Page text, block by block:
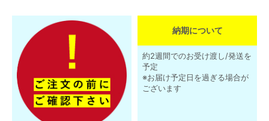
納期について
約2週間でのお受け渡し/発送を
予定
※お届け予定日を過ぎる場合が
ございます